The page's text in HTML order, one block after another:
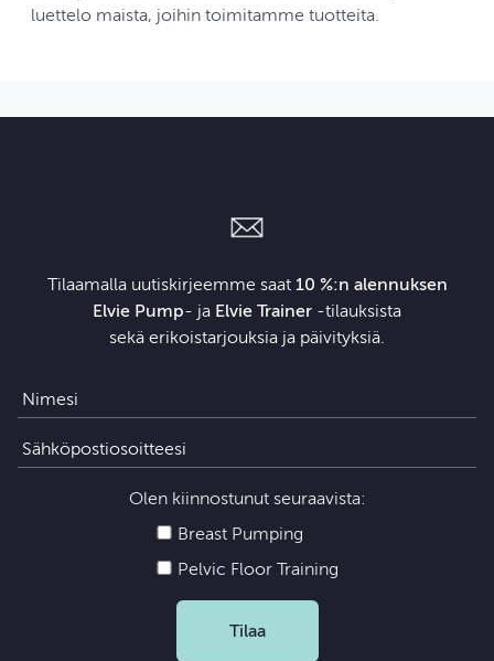
luettelo maista, joihin toimitamme tuotteita.
Tilaamalla uutiskirjeemme saat 10 %:n alennuksen
Elvie Pump- ja Elvie Trainer ‑tilauksista
sekä erikoistarjouksia ja päivityksiä.
Olen kiinnostunut seuraavista:
Breast Pumping
Pelvic Floor Training
Tilaa